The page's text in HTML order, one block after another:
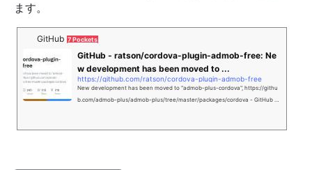
ます。
GitHub 7 Pockets
GitHub - ratson/cordova-plugin-admob-free: Ne
w development has been moved to ...
https://github.com/ratson/cordova-plugin-admob-free
New development has been moved to "admob-plus-cordova", https://githu
b.com/admob-plus/admob-plus/tree/master/packages/cordova - GitHub - r